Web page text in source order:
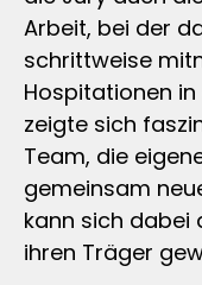
Arbeit, bei der
schrittweise
Hospitationen
zeigte sich
Team, die
gemeinsam
kann sich dabei
ihren Träger